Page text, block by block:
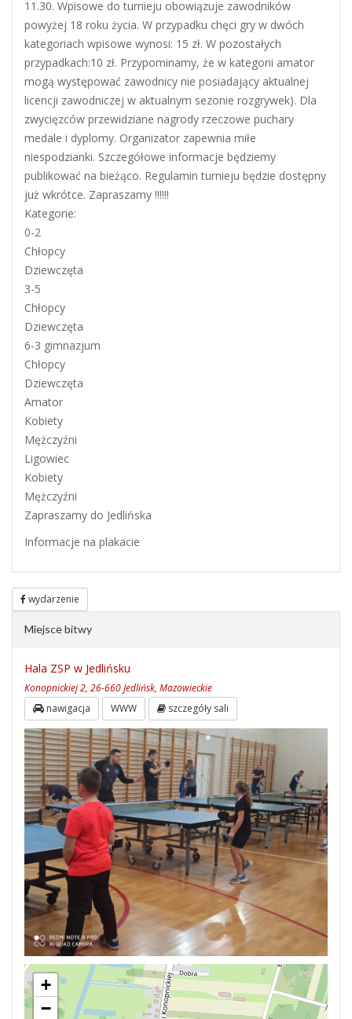
11.30. Wpisowe do turnieju obowiązuje zawodników
powyżej 18 roku życia. W przypadku chęci gry w dwóch
kategoriach wpisowe wynosi: 15 zł. W pozostałych
przypadkach:10 zł. Przypominamy, że w kategorii amator
mogą występować zawodnicy nie posiadający aktualnej
licencji zawodniczej w aktualnym sezonie rozgrywek). Dla
zwycięzców przewidziane nagrody rzeczowe puchary
medale i dyplomy. Organizator zapewnia miłe
niespodzianki. Szczegółowe informacje będziemy
publikować na bieżąco. Regulamin turnieju będzie dostępny
już wkrótce. Zapraszamy !!!!!!
Kategorie:
0-2
Chłopcy
Dziewczęta
3-5
Chłopcy
Dziewczęta
6-3 gimnazjum
Chłopcy
Dziewczęta
Amator
Kobiety
Mężczyźni
Ligowiec
Kobiety
Mężczyźni
Zapraszamy do Jedlińska
Informacje na plakacie
wydarzenie
Miejsce bitwy
Hala ZSP w Jedlińsku
Konopnickiej 2, 26-660 Jedlińsk, Mazowieckie
nawigacja WWW szczegóły sali
+
−